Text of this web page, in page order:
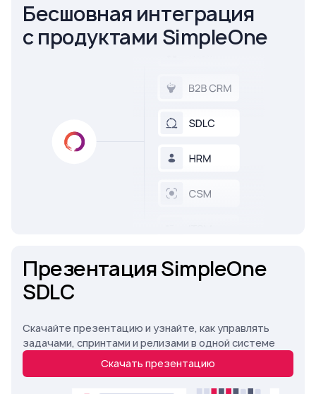
Бесшовная интеграция
с продуктами SimpleOne
Презентация SimpleOne
SDLC
Скачайте презентацию и узнайте, как управлять
задачами, спринтами и релизами в одной системе
Скачать презентацию